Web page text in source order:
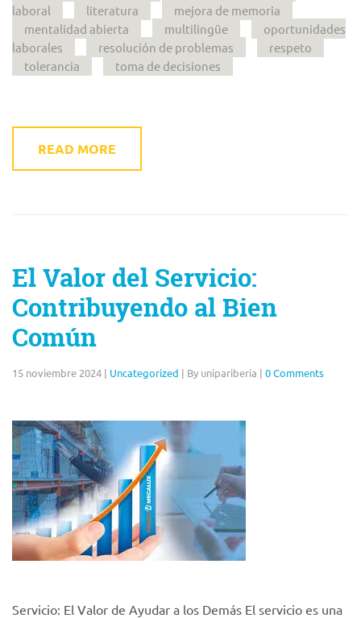
laboral
literatura
mejora de memoria
mentalidad abierta
multilingüe
oportunidades
laborales
resolución de problemas
respeto
tolerancia
toma de decisiones
READ MORE
El Valor del Servicio:
Contribuyendo al Bien
Común
15 noviembre 2024 | Uncategorized | By unipariberia | 0 Comments
Servicio: El Valor de Ayudar a los Demás El servicio es una